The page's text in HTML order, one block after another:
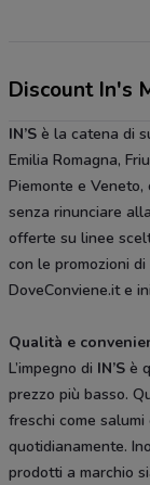
Discount In's
IN’S è la catena di
Emilia Romagna,
Piemonte e
senza rinunciare
offerte su linee
con le promozioni
DoveConviene.it e
Qualità e
L’impegno di IN’S è
prezzo più basso.
freschi come
quotidianamente.
prodotti a marchio